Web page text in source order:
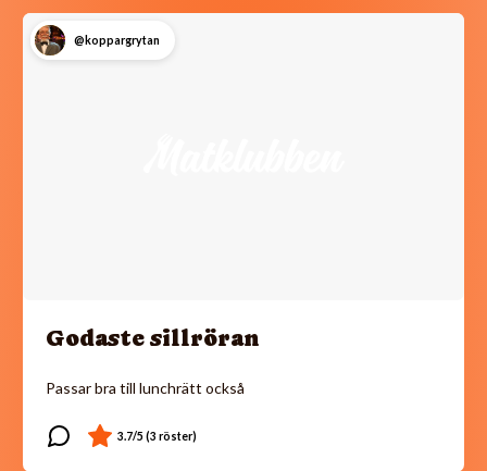
@koppargrytan
Godaste sillröran
Passar bra till lunchrätt också